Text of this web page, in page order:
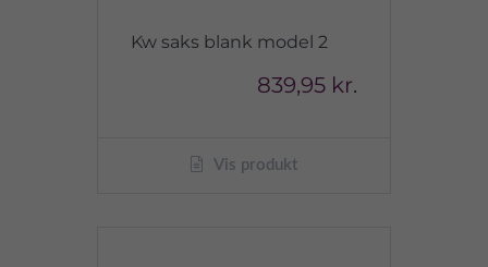
Kw saks blank model 2
839,95 kr.
Vis produkt